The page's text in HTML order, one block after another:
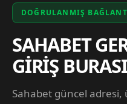
DOĞRULANMIŞ
SAHABET
GİRİŞ
Sahabet güncel